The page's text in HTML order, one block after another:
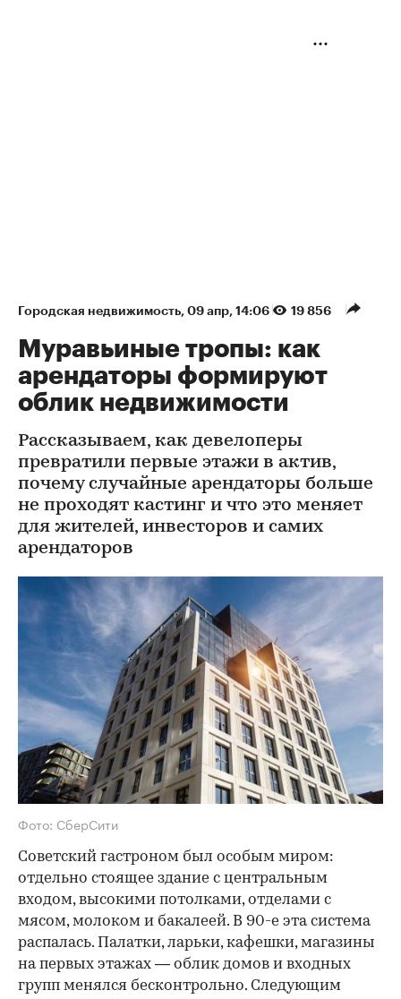
Городская недвижимость 09 апр, 14:06 19 856
Муравьиные тропы: как
арендаторы формируют
облик недвижимости
Рассказываем, как девелоперы
превратили первые этажи в актив,
почему случайные арендаторы больше
не проходят кастинг и что это меняет
для жителей, инвесторов и самих
арендаторов
Фото: СберСити
Советский гастроном был особым миром:
отдельно стоящее здание с центральным
входом, высокими потолками, отделами с
мясом, молоком и бакалеей. В 90-е эта система
распалась. Палатки, ларьки, кафешки, магазины
на первых этажах — облик домов и входных
групп менялся бесконтрольно. Следующим